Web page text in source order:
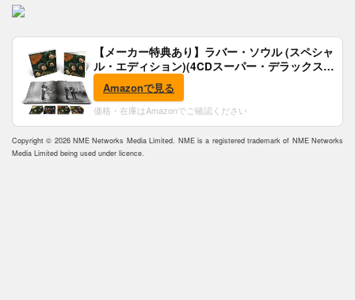
【メーカー特典あり】ラバー・ソウル (スペシャ
ル・エディション)(4CDスーパー・デラックス)
(完全生産限定盤)(SHM-CD)(特典:B2ポスター付)
Amazonで見る
価格・在庫はAmazonでご確認ください
Copyright © 2026 NME Networks Media Limited. NME is a registered trademark of NME Networks
Media Limited being used under licence.